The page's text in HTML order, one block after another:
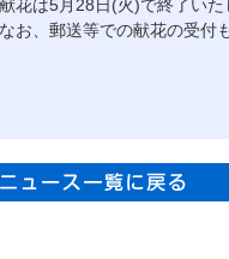
献花は5月28日(火)で終了いた
なお、郵送等での献花の受付